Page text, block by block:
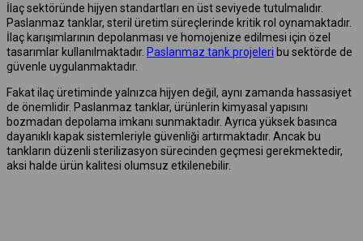
İlaç sektöründe hijyen standartları en üst seviyede tutulmalıdır.
Paslanmaz tanklar, steril üretim süreçlerinde kritik rol oynamaktadır.
İlaç karışımlarının depolanması ve homojenize edilmesi için özel
tasarımlar kullanılmaktadır. Paslanmaz tank projeleri bu sektörde de
güvenle uygulanmaktadır.
Fakat ilaç üretiminde yalnızca hijyen değil, aynı zamanda hassasiyet
de önemlidir. Paslanmaz tanklar, ürünlerin kimyasal yapısını
bozmadan depolama imkanı sunmaktadır. Ayrıca yüksek basınca
dayanıklı kapak sistemleriyle güvenliği artırmaktadır. Ancak bu
tankların düzenli sterilizasyon sürecinden geçmesi gerekmektedir,
aksi halde ürün kalitesi olumsuz etkilenebilir.